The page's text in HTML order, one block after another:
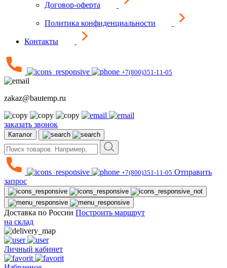
Договор-оферта
Политика конфиденциальности
Контакты
+7(800)351-11-05
zakaz@bautemp.ru
заказать звонок
Каталог
+7(800)351-11-05 Отправить
запрос
Доставка по России Построить маршрут
на склад
Личный кабинет